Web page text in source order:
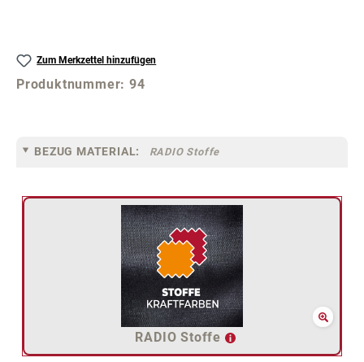
Zum Merkzettel hinzufügen
Produktnummer:94
BEZUG MATERIAL: RADIO Stoffe
RADIO Stoffe